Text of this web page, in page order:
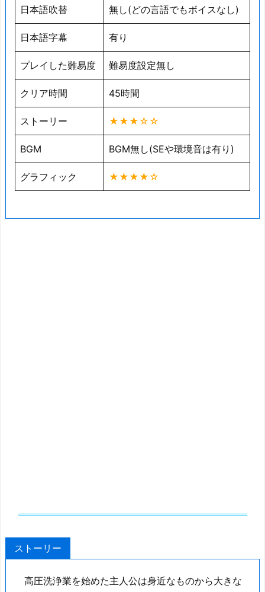
日本語吹替 無し(どの言語でもボイスなし)
日本語字幕 有り
プレイした難易度 難易度設定無し
クリア時間 45時間
ストーリー ★★★☆☆
BGM BGM無し(SEや環境音は有り)
グラフィック ★★★★☆
ストーリー
高圧洗浄業を始めた主人公は身近なものから大きな